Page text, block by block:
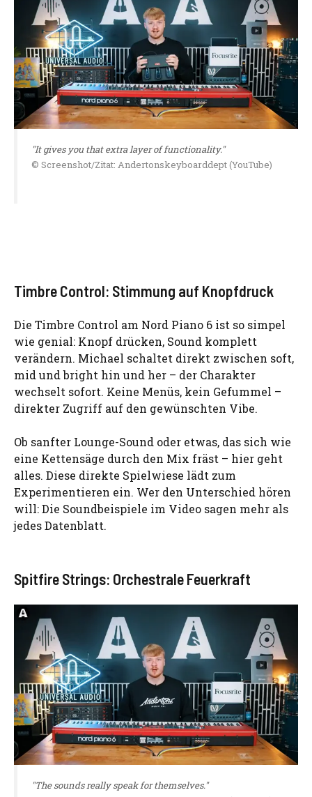
"It gives you that extra layer of functionality."
© Screenshot/Zitat: Andertonskeyboarddept (YouTube)
Timbre Control: Stimmung auf Knopfdruck
Die Timbre Control am Nord Piano 6 ist so simpel
wie genial: Knopf drücken, Sound komplett
verändern. Michael schaltet direkt zwischen soft,
mid und bright hin und her – der Charakter
wechselt sofort. Keine Menüs, kein Gefummel –
direkter Zugriff auf den gewünschten Vibe.
Ob sanfter Lounge-Sound oder etwas, das sich wie
eine Kettensäge durch den Mix fräst – hier geht
alles. Diese direkte Spielwiese lädt zum
Experimentieren ein. Wer den Unterschied hören
will: Die Soundbeispiele im Video sagen mehr als
jedes Datenblatt.
Spitfire Strings: Orchestrale Feuerkraft
"The sounds really speak for themselves."